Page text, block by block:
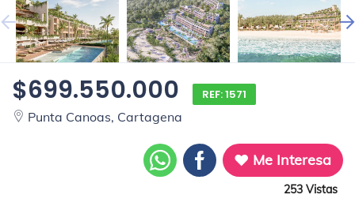
$699.550.000 REF: 1571
Punta Canoas, Cartagena
Me Interesa
253 Vistas